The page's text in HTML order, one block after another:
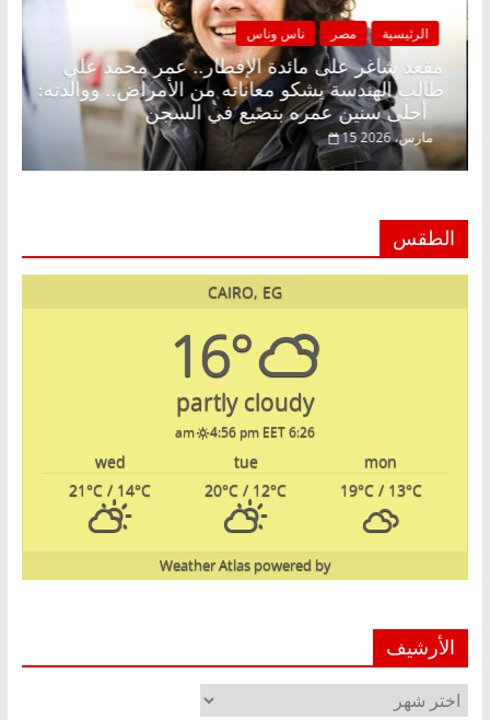
الرئيسية مصر
مقعد شاغر على مائدة الإفطار..
طالب الهندسة يشكو معاناته من
أحلى سنين عمره بتضيع في السجن
15 مارس، 2026
بلا زينة رمضان.. د.
في انتظار حلم
الطقس
CAIRO, EG
16°
partly cloudy
6:26 am
4:56 pm EET
mon
tue
wed
19°C/ 13°C
20°C / 12°C
21°C / 14°C
powered by
Weather Atlas
الأرشيف
الأرشيف